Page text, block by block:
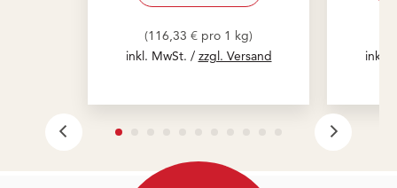
(116,33 € pro 1 kg)
inkl. MwSt. / zzgl. Versand
inkl.